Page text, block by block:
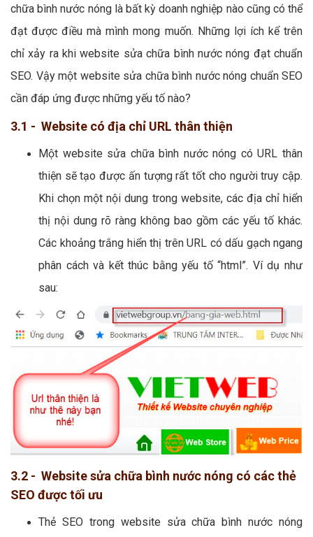
chữa bình nước nóng là bất kỳ doanh nghiệp nào cũng có thể
đạt được điều mà mình mong muốn. Những lợi ích kể trên
chỉ xảy ra khi website sửa chữa bình nước nóng đạt chuẩn
SEO. Vậy một website sửa chữa bình nước nóng chuẩn SEO
cần đáp ứng được những yếu tố nào?
3.1 - Website có địa chỉ URL thân thiện
Một website sửa chữa bình nước nóng có URL thân
thiện sẽ tạo được ấn tượng rất tốt cho người truy cập.
Khi chọn một nội dung trong website, các địa chỉ hiển
thị nội dung rõ ràng không bao gồm các yếu tố khác.
Các khoảng trắng hiển thị trên URL có dấu gạch ngang
phân cách và kết thúc bằng yếu tố “html”. Ví dụ như
sau:
3.2 - Website sửa chữa bình nước nóng có các thẻ
SEO được tối ưu
Thẻ SEO trong website sửa chữa bình nước nóng